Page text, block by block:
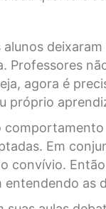
alunos
Professores
agora é
próprio
Em
convívio.
entendendo as